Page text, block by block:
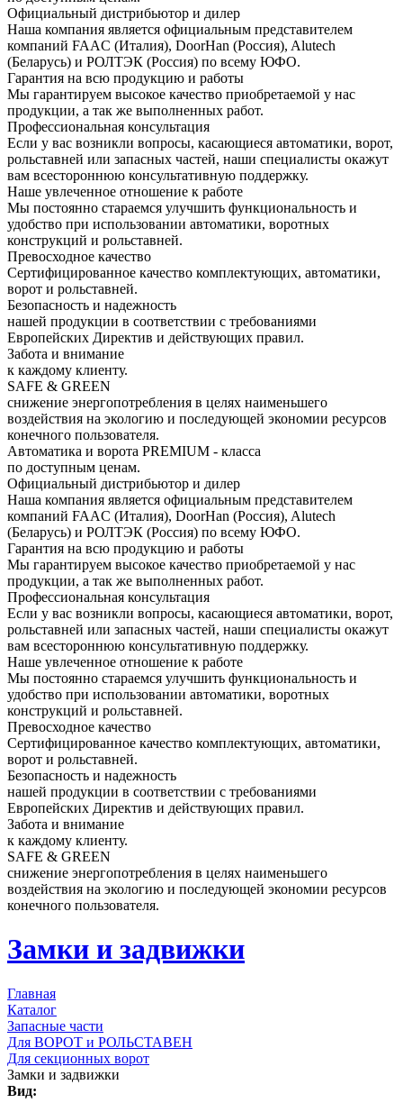
Официальный дистрибьютор и дилер
Наша компания является официальным представителем
компаний FAAC (Италия), DoorHan (Россия), Alutech
(Беларусь) и РОЛТЭК (Россия) по всему ЮФО.
Гарантия на всю продукцию и работы
Мы гарантируем высокое качество приобретаемой у нас
продукции, а так же выполненных работ.
Профессиональная консультация
Если у вас возникли вопросы, касающиеся автоматики, ворот,
рольставней или запасных частей, наши специалисты окажут
вам всестороннюю консультативную поддержку.
Наше увлеченное отношение к работе
Мы постоянно стараемся улучшить функциональность и
удобство при использовании автоматики, воротных
конструкций и рольставней.
Превосходное качество
Сертифицированное качество комплектующих, автоматики,
ворот и рольставней.
Безопасность и надежность
нашей продукции в соответствии с требованиями
Европейских Директив и действующих правил.
Забота и внимание
к каждому клиенту.
SAFE & GREEN
снижение энергопотребления в целях наименьшего
воздействия на экологию и последующей экономии ресурсов
конечного пользователя.
Автоматика и ворота PREMIUM - класса
по доступным ценам.
Официальный дистрибьютор и дилер
Наша компания является официальным представителем
компаний FAAC (Италия), DoorHan (Россия), Alutech
(Беларусь) и РОЛТЭК (Россия) по всему ЮФО.
Гарантия на всю продукцию и работы
Мы гарантируем высокое качество приобретаемой у нас
продукции, а так же выполненных работ.
Профессиональная консультация
Если у вас возникли вопросы, касающиеся автоматики, ворот,
рольставней или запасных частей, наши специалисты окажут
вам всестороннюю консультативную поддержку.
Наше увлеченное отношение к работе
Мы постоянно стараемся улучшить функциональность и
удобство при использовании автоматики, воротных
конструкций и рольставней.
Превосходное качество
Сертифицированное качество комплектующих, автоматики,
ворот и рольставней.
Безопасность и надежность
нашей продукции в соответствии с требованиями
Европейских Директив и действующих правил.
Забота и внимание
к каждому клиенту.
SAFE & GREEN
снижение энергопотребления в целях наименьшего
воздействия на экологию и последующей экономии ресурсов
конечного пользователя.
Замки и задвижки
Главная
Каталог
Запасные части
Для ВОРОТ и РОЛЬСТАВЕН
Для секционных ворот
Замки и задвижки
Вид: